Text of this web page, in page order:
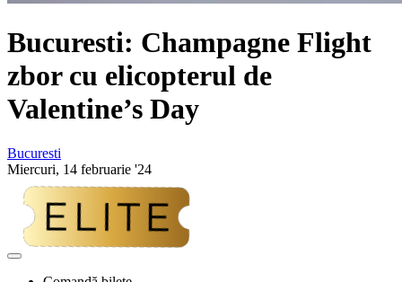
Bucuresti: Champagne Flight
zbor cu elicopterul de
Valentine’s Day
Bucuresti
Miercuri, 14 februarie '24
Adaugă